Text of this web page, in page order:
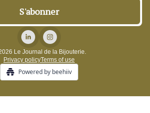
Le Journal de la Bijouterie.
Privacy policyTerms of use
Powered by beehiiv